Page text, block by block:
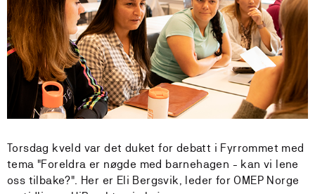
Torsdag kveld var det duket for debatt i Fyrrommet med
tema "Foreldra er nøgde med barnehagen - kan vi lene
oss tilbake?". Her er Eli Bergsvik, leder for OMEP Norge